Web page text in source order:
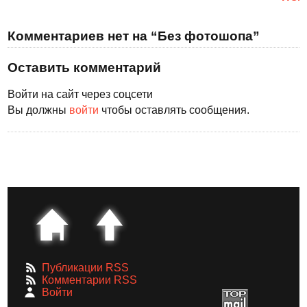
Комментариев нет на “Без фотошопа”
Оставить комментарий
Войти на сайт через соцсети
Вы должны войти чтобы оставлять сообщения.
Публикации RSS
Комментарии RSS
Войти